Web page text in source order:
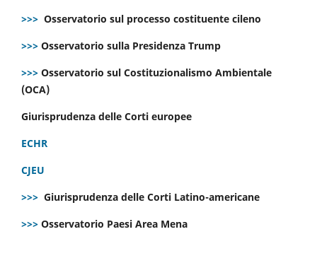
>>> Osservatorio sul processo costituente cileno
>>> Osservatorio sulla Presidenza Trump
>>> Osservatorio sul Costituzionalismo Ambientale
(OCA)
Giurisprudenza delle Corti europee
ECHR
CJEU
>>> Giurisprudenza delle Corti Latino-americane
>>> Osservatorio Paesi Area Mena